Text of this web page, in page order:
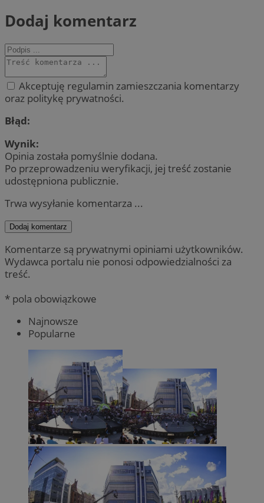
Dodaj komentarz
Akceptuję regulamin zamieszczania komentarzy
oraz politykę prywatności.
Błąd:
Wynik:
Opinia została pomyślnie dodana.
Po przeprowadzeniu weryfikacji, jej treść zostanie
udostępniona publicznie.
Trwa wysyłanie komentarza ...
Dodaj komentarz
Komentarze są prywatnymi opiniami użytkowników.
Wydawca portalu nie ponosi odpowiedzialności za
treść.
* pola obowiązkowe
Najnowsze
Popularne